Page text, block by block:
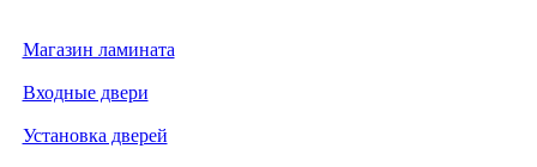
Магазин ламината
Входные двери
Установка дверей